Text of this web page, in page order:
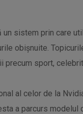
un sistem prin care
obișnuite.
precum sport,
al celor de la
a parcurs